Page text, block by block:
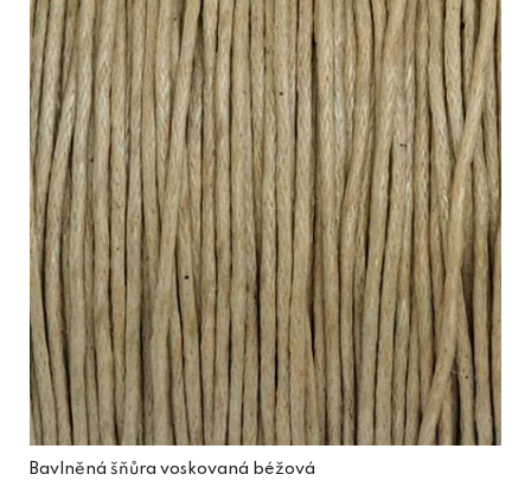
Bavlněná šňůra voskovaná béžová